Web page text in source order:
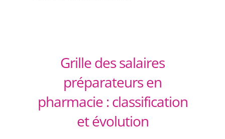
Grille des salaires
préparateurs en
pharmacie : classification
et évolution